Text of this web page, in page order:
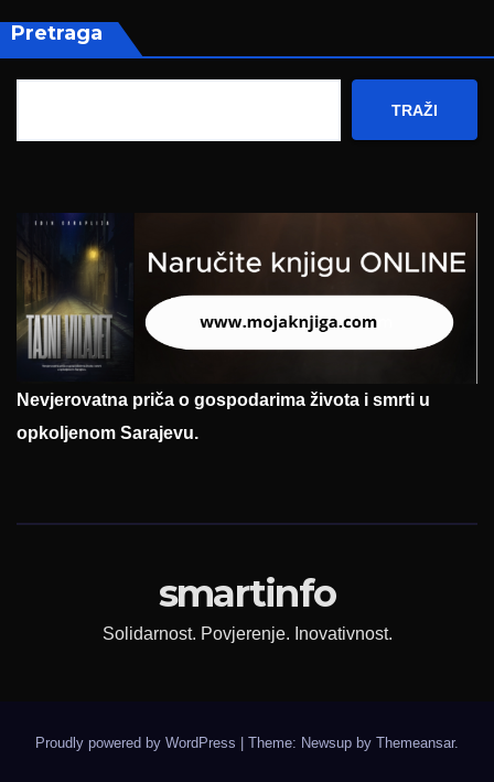
Pretraga
TRAŽI
Nevjerovatna priča o gospodarima života i smrti u
opkoljenom Sarajevu.
smartinfo
Solidarnost. Povjerenje. Inovativnost.
Proudly powered by WordPress Theme: Newsup by Themeansar.